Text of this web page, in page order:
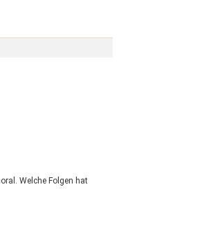
Welche Folgen hat